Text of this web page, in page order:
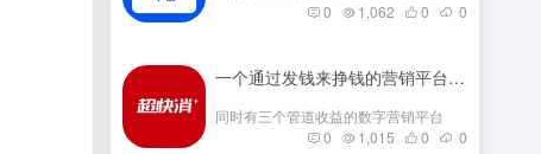
0
1,062 0 0
一个通过发钱来挣钱的营销平台
- 最新版
同时有三个管道收益的数字营销平台
0
1,015 0 0